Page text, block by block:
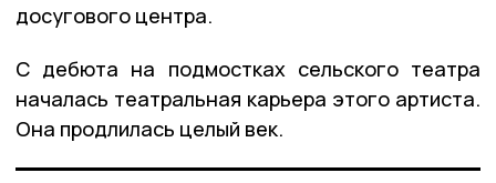
досугового центра.
С дебюта на подмостках сельского театра
началась театральная карьера этого артиста.
Она продлилась целый век.